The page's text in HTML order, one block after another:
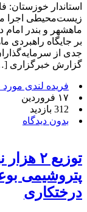
استاندار خوزستان:
زیست‌محیطی اجرا
ماهشهر و بندر امام
بر جایگاه راهبردی
جدی از
گزارش خبرگزاری
فریده لندی مورد
۱۷ فروردین
312 بازدید
بدون دیدگاه
توزیع
پتروشیمی
درختکاری